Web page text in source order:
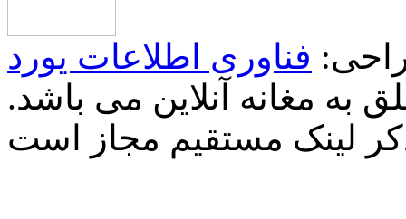
فناوری اطلاعات یورد
به مغانه آنلاین می باشد.